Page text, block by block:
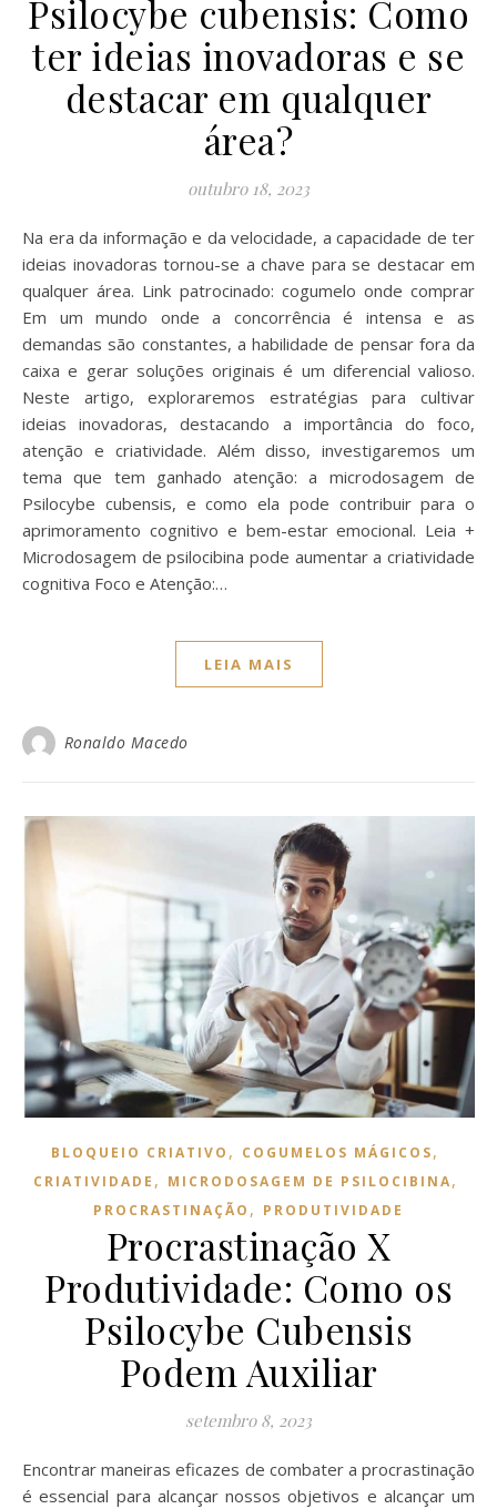
Psilocybe cubensis: Como
ter ideias inovadoras e se
destacar em qualquer
área?
outubro 18, 2023
Na era da informação e da velocidade, a capacidade de ter
ideias inovadoras tornou-se a chave para se destacar em
qualquer área. Link patrocinado: cogumelo onde comprar
Em um mundo onde a concorrência é intensa e as
demandas são constantes, a habilidade de pensar fora da
caixa e gerar soluções originais é um diferencial valioso.
Neste artigo, exploraremos estratégias para cultivar
ideias inovadoras, destacando a importância do foco,
atenção e criatividade. Além disso, investigaremos um
tema que tem ganhado atenção: a microdosagem de
Psilocybe cubensis, e como ela pode contribuir para o
aprimoramento cognitivo e bem-estar emocional. Leia +
Microdosagem de psilocibina pode aumentar a criatividade
cognitiva Foco e Atenção:…
LEIA MAIS
Ronaldo Macedo
BLOQUEIO CRIATIVO , COGUMELOS MÁGICOS,
CRIATIVIDADE , MICRODOSAGEM DE PSILOCIBINA,
PROCRASTINAÇÃO , PRODUTIVIDADE
Procrastinação X
Produtividade: Como os
Psilocybe Cubensis
Podem Auxiliar
setembro 8, 2023
Encontrar maneiras eficazes de combater a procrastinação
é essencial para alcançar nossos objetivos e alcançar um